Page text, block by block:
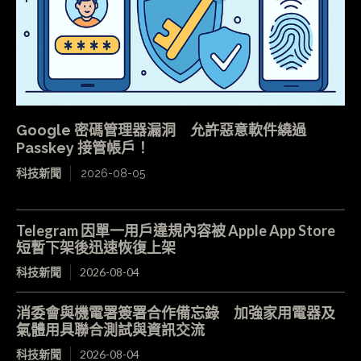
Google 密碼管理器漏洞 允許惡意軟件繞過
Passkey 接管帳戶！
科技新聞 2026-08-05
Telegram 因單一用戶違規內容被 Apple App Store
短暫下架後迅速恢復上架
科技新聞 2026-08-04
消委會與機電署簽署合作備忘錄 加強家用電器及
氣體用具聯合測試與資訊交流
科技新聞 2026-08-04